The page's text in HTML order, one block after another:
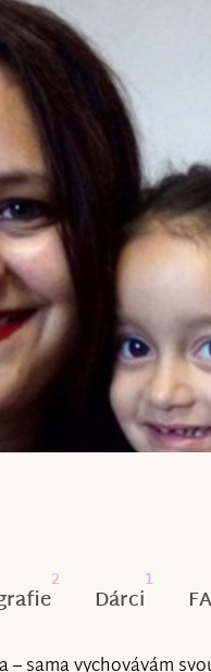
2
Dárci
1